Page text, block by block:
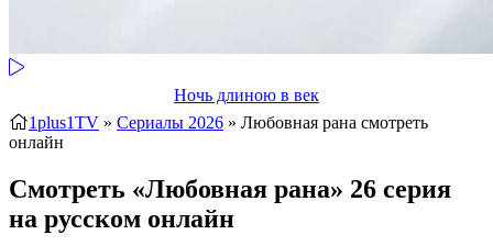
Ночь длиною в век
1plus1TV » Сериалы 2026 » Любовная рана смотреть
онлайн
Смотреть «Любовная рана» 26 серия
на русском онлайн